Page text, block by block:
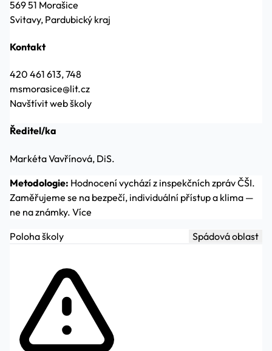
569 51 Morašice
Svitavy, Pardubický kraj
Kontakt
420 461 613, 748
msmorasice@lit.cz
Navštívit web školy
Ředitel/ka
Markéta Vavřínová, DiS.
Metodologie: Hodnocení vychází z inspekčních zpráv ČŠI.
Zaměřujeme se na bezpečí, individuální přístup a klima —
ne na známky. Více
Poloha školy
Spádová oblast